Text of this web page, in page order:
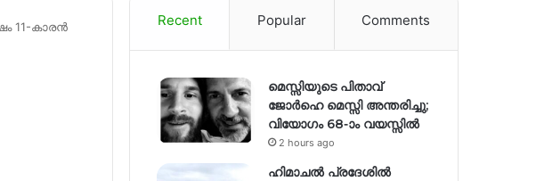
11-കാരൻ
Recent Popular Comments
മെസ്സിയുടെ പിതാവ്
ജോർഹെ മെസ്സി അന്തരിച്ചു;
വിയോഗം 68-ാം വയസ്സിൽ
2 hours ago
ഹിമാചല്‍ പ്രദേശില്‍